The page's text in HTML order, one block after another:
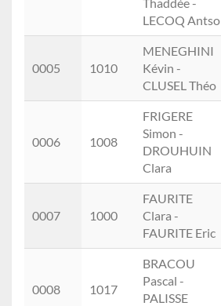
LECOQ Antso
0005 1010
MENEGHINI
Kévin -
CLUSEL Théo
0006 1008
FRIGERE
Simon -
DROUHUIN
Clara
0007 1000
FAURITE
Clara -
FAURITE Eric
0008 1017
BRACOU
Pascal -
PALISSE